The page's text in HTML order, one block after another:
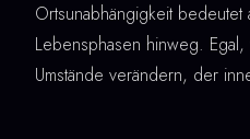
Ortsunabhängigkeit
Lebensphasen hinweg.
Umstände verändern, der